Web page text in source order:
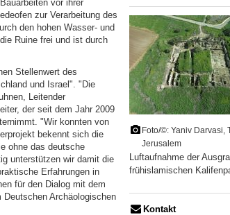
vor ihrer
zur Verarbeitung des
den hohen Wasser- und
Ruine frei und ist durch
Stellenwert des
und Israel". "Die
Leitender
der seit dem Jahr 2009
"Wir konnten von
bekennt sich die
ohne das deutsche
unterstützen wir damit die
Erfahrungen in
für den Dialog mit dem
Archäologischen
Foto/©: Yaniv Darvasi,
Jerusalem
Luftaufnahme der
frühislamischen
Kontakt